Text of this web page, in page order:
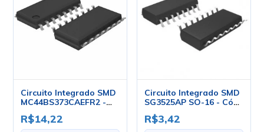
Circuito Integrado SMD
MC44BS373CAEFR2 -
R$14,22
Circuito Integrado SMD
SG3525AP SO-16 - Cód.
R$3,42